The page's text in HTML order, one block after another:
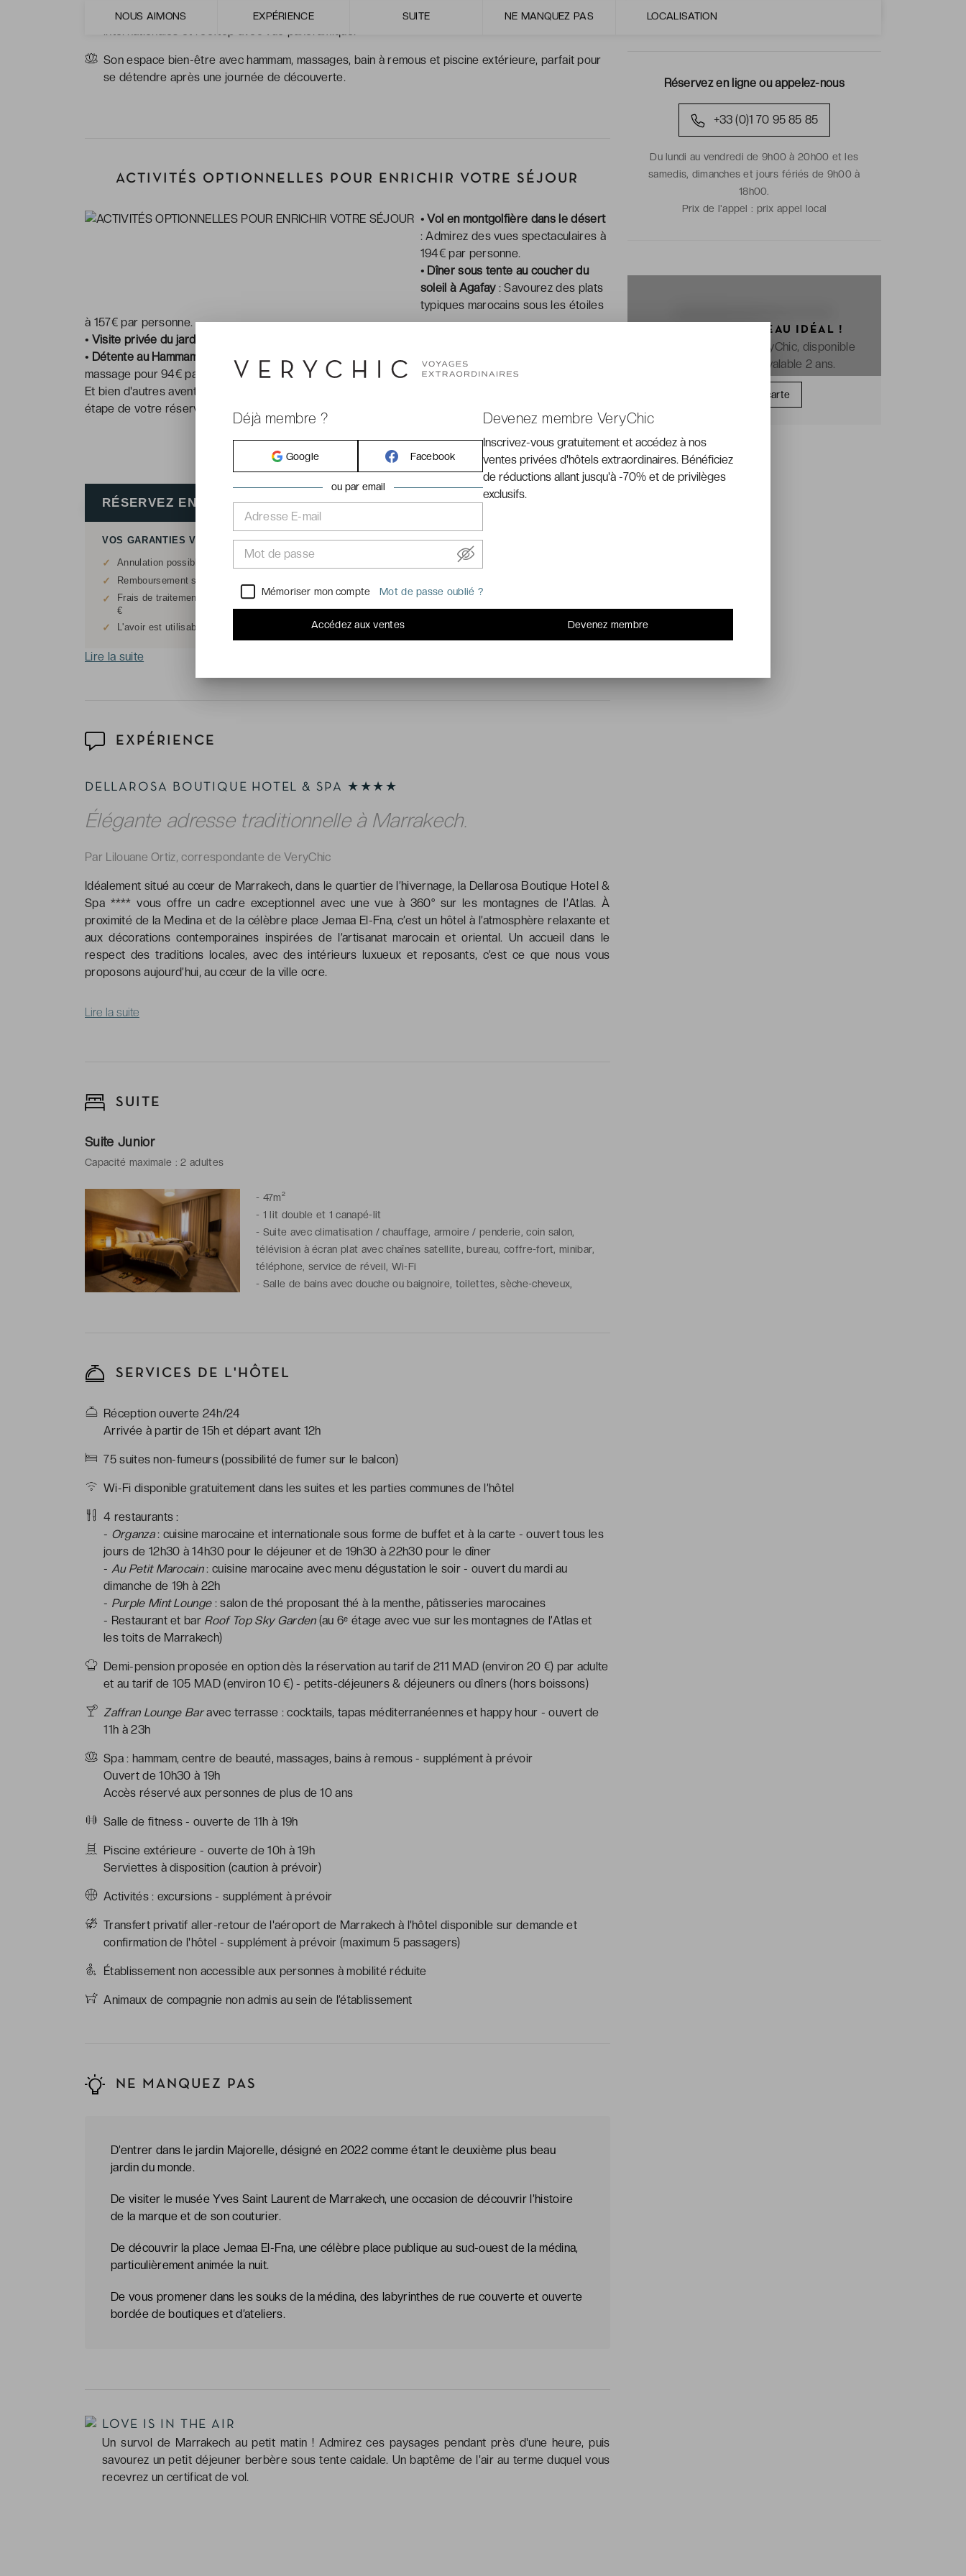
NOUS AIMONS EXPÉRIENCE SUITE NE MANQUEZ PAS LOCALISATION
Ses nombreuses options de restauration, entre cuisine marocaine traditionnelle, saveurs
Son espace bien-être avec hammam, massages, bain à remous et piscine extérieure, parfait pour
se détendre après une journée de découverte.
EXPÉRIENCE
DELLAROSA BOUTIQUE HOTEL & SPA ★★★★
Élégante adresse traditionnelle à Marrakech.
Par Lilouane Ortiz, correspondante de VeryChic
Idéalement situé au cœur de Marrakech, dans le quartier de l’hivernage, la Dellarosa Boutique Hotel &
Spa **** vous offre un cadre exceptionnel avec une vue à 360° sur les montagnes de l’Atlas. À
proximité de la Medina et de la célèbre place Jemaa El-Fna, c’est un hôtel à l’atmosphère relaxante et
aux décorations contemporaines inspirées de l’artisanat marocain et oriental. Un accueil dans le
respect des traditions locales, avec des intérieurs luxueux et reposants, c’est ce que nous vous
proposons aujourd’hui, au cœur de la ville ocre.
Lire la suite
SUITE
Suite Junior
Capacité maximale : 2 adultes
- 47m²
- 1 lit double et 1 canapé-lit
- Suite avec climatisation / chauffage, armoire / penderie, coin salon,
télévision à écran plat avec chaînes satellite, bureau, coffre-fort, minibar,
téléphone, service de réveil, Wi-Fi
- Salle de bains avec douche ou baignoire, toilettes, sèche-cheveux,
SERVICES DE L'HÔTEL
Réception ouverte 24h/24
Arrivée à partir de 15h et départ avant 12h
75 suites non-fumeurs (possibilité de fumer sur le balcon)
Wi-Fi disponible gratuitement dans les suites et les parties communes de l’hôtel
4 restaurants :
- Organza: cuisine marocaine et internationale sous forme de buffet et à la carte - ouvert tous les
jours de 12h30 à 14h30 pour le déjeuner et de 19h30 à 22h30 pour le dîner
- Au Petit Marocain: cuisine marocaine avec menu dégustation le soir - ouvert du mardi au
dimanche de 19h à 22h
- Purple Mint Lounge: salon de thé proposant thé à la menthe, pâtisseries marocaines
- Restaurant et bar Roof Top Sky Garden(au 6ᵉ étage avec vue sur les montagnes de l’Atlas et
les toits de Marrakech)
Demi-pension proposée en option dès la réservation au tarif de 211 MAD (environ 20 €) par adulte
et au tarif de 105 MAD (environ 10 €) - petits-déjeuners & déjeuners ou dîners (hors boissons)
Zaffran Lounge Baravec terrasse : cocktails, tapas méditerranéennes et happy hour - ouvert de
11h à 23h
Spa : hammam, centre de beauté, massages, bains à remous - supplément à prévoir
Ouvert de 10h30 à 19h
Accès réservé aux personnes de plus de 10 ans
Salle de fitness - ouverte de 11h à 19h
Piscine extérieure - ouverte de 10h à 19h
Serviettes à disposition (caution à prévoir)
Activités : excursions - supplément à prévoir
Transfert privatif aller-retour de l'aéroport de Marrakech à l'hôtel disponible sur demande et
confirmation de l'hôtel - supplément à prévoir (maximum 5 passagers)
Établissement non accessible aux personnes à mobilité réduite
Animaux de compagnie non admis au sein de l’établissement
NE MANQUEZ PAS
D’entrer dans le jardin Majorelle, désigné en 2022 comme étant le deuxième plus beau
jardin du monde.
De visiter le musée Yves Saint Laurent de Marrakech, une occasion de découvrir l’histoire
de la marque et de son couturier.
De découvrir la place Jemaa El-Fna, une célèbre place publique au sud-ouest de la médina,
particulièrement animée la nuit.
De vous promener dans les souks de la médina, des labyrinthes de rue couverte et ouverte
bordée de boutiques et d’ateliers.
ACTIVITÉS OPTIONNELLES POUR ENRICHIR VOTRE SÉJOUR
• Vol en montgolfière dans le désert
: Admirez des vues spectaculaires à
194€ par personne.
• Dîner sous tente au coucher du
soleil à Agafay: Savourez des plats
typiques marocains sous les étoiles
à 157€ par personne.
• Visite privée du jardin Majorelle
• Détente au Hammam du riad Les Jardins d'Hénia
massage pour 94€ par personne.
Et bien d'autres aventures à découvrir !
étape de votre réservation.
RÉSERVEZ EN TOUTE FLEXIBILITÉ
VOS GARANTIES VERYCHIC
✓ Annulation possible sans justificatif jusqu'à 14 jours avant le départ (offre sans transports)
✓ Remboursement sous forme d'avoir, hors frais de dossier, assurance, transports et activités
✓
Frais de traitement : 20 € pour réservations inférieures à 500 € et 50 € pour réservations supérieures à 500
€
✓ L'avoir est utilisable sur tout le site VeryChic.fr
Lire la suite
LOVE IS IN THE AIR
Un survol de Marrakech au petit matin ! Admirez ces paysages pendant près d'une heure, puis
savourez un petit déjeuner berbère sous tente caidale. Un baptême de l'air au terme duquel vous
recevrez un certificat de vol.
Réservez en ligne ou appelez-nous
+33 (0)1 70 95 85 85
Du lundi au vendredi de 9h00 à 20h00 et les
samedis, dimanches et jours fériés de 9h00 à
18h00.
Prix de l'appel : prix appel local
OFFREZ LE CADEAU IDÉAL !
La e-carte cadeau VeryChic, disponible
immédiatement et valable 2 ans.
Offrir une carte
Déjà membre ?
Google Facebook
ou par email
Adresse E-mail
Mot de passe
Mémoriser mon compte Mot de passe oublié ?
Accédez aux ventes
Devenez membre VeryChic
Inscrivez-vous gratuitement et accédez à nos
ventes privées d'hôtels extraordinaires. Bénéficiez
de réductions allant jusqu'à -70% et de privilèges
exclusifs.
Devenez membre